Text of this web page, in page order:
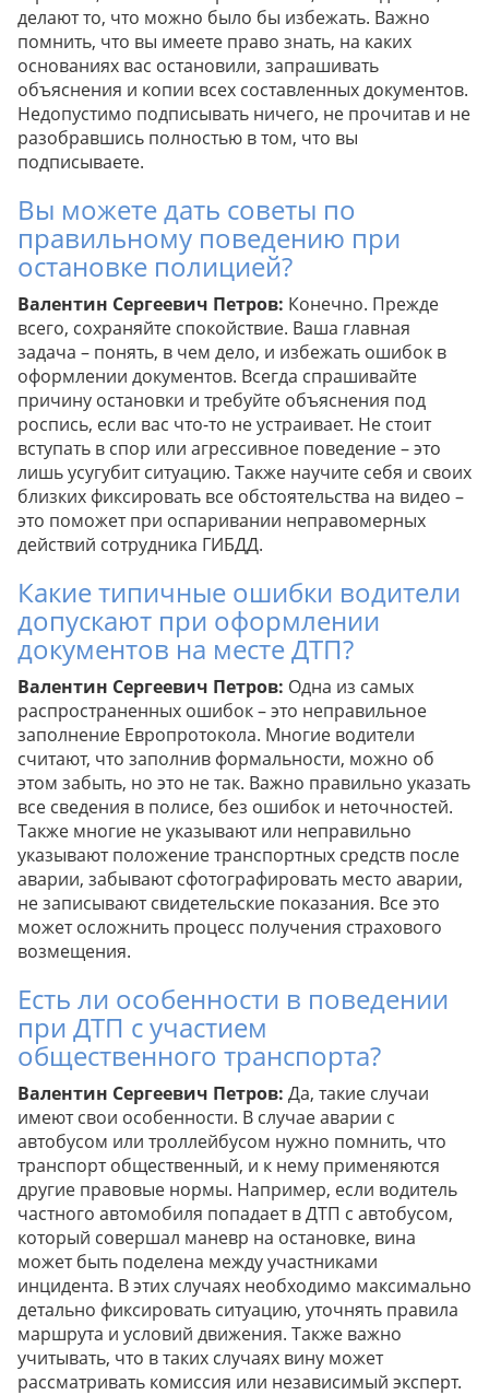
делают то, что можно было бы избежать. Важно
помнить, что вы имеете право знать, на каких
основаниях вас остановили, запрашивать
объяснения и копии всех составленных документов.
Недопустимо подписывать ничего, не прочитав и не
разобравшись полностью в том, что вы
подписываете.
Вы можете дать советы по
правильному поведению при
остановке полицией?
Валентин Сергеевич Петров: Конечно. Прежде
всего, сохраняйте спокойствие. Ваша главная
задача – понять, в чем дело, и избежать ошибок в
оформлении документов. Всегда спрашивайте
причину остановки и требуйте объяснения под
роспись, если вас что-то не устраивает. Не стоит
вступать в спор или агрессивное поведение – это
лишь усугубит ситуацию. Также научите себя и своих
близких фиксировать все обстоятельства на видео –
это поможет при оспаривании неправомерных
действий сотрудника ГИБДД.
Какие типичные ошибки водители
допускают при оформлении
документов на месте ДТП?
Валентин Сергеевич Петров: Одна из самых
распространенных ошибок – это неправильное
заполнение Европротокола. Многие водители
считают, что заполнив формальности, можно об
этом забыть, но это не так. Важно правильно указать
все сведения в полисе, без ошибок и неточностей.
Также многие не указывают или неправильно
указывают положение транспортных средств после
аварии, забывают сфотографировать место аварии,
не записывают свидетельские показания. Все это
может осложнить процесс получения страхового
возмещения.
Есть ли особенности в поведении
при ДТП с участием
общественного транспорта?
Валентин Сергеевич Петров: Да, такие случаи
имеют свои особенности. В случае аварии с
автобусом или троллейбусом нужно помнить, что
транспорт общественный, и к нему применяются
другие правовые нормы. Например, если водитель
частного автомобиля попадает в ДТП с автобусом,
который совершал маневр на остановке, вина
может быть поделена между участниками
инцидента. В этих случаях необходимо максимально
детально фиксировать ситуацию, уточнять правила
маршрута и условий движения. Также важно
учитывать, что в таких случаях вину может
рассматривать комиссия или независимый эксперт.